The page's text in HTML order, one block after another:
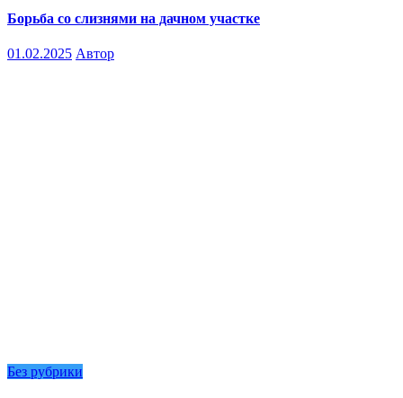
Борьба со слизнями на дачном участке
01.02.2025 Автор
Без рубрики